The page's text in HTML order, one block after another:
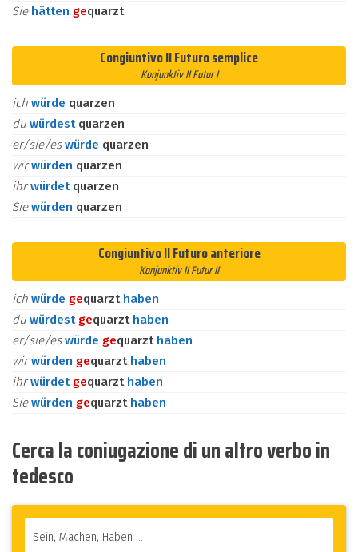
Sie hätten gequarzt
Congiuntivo II Futuro semplice
Konjunktiv II Futur I
ich würde quarzen
du würdest quarzen
er/sie/eswürde quarzen
wirwürden quarzen
ihrwürdet quarzen
Siewürden quarzen
Congiuntivo II Futuro anteriore
Konjunktiv II Futur II
ich würde gequarzt haben
du würdest gequarzt haben
er/sie/eswürde gequarzt haben
wirwürden gequarzt haben
ihrwürdet gequarzt haben
Siewürden gequarzt haben
Cerca la coniugazione di un altro verbo in
tedesco